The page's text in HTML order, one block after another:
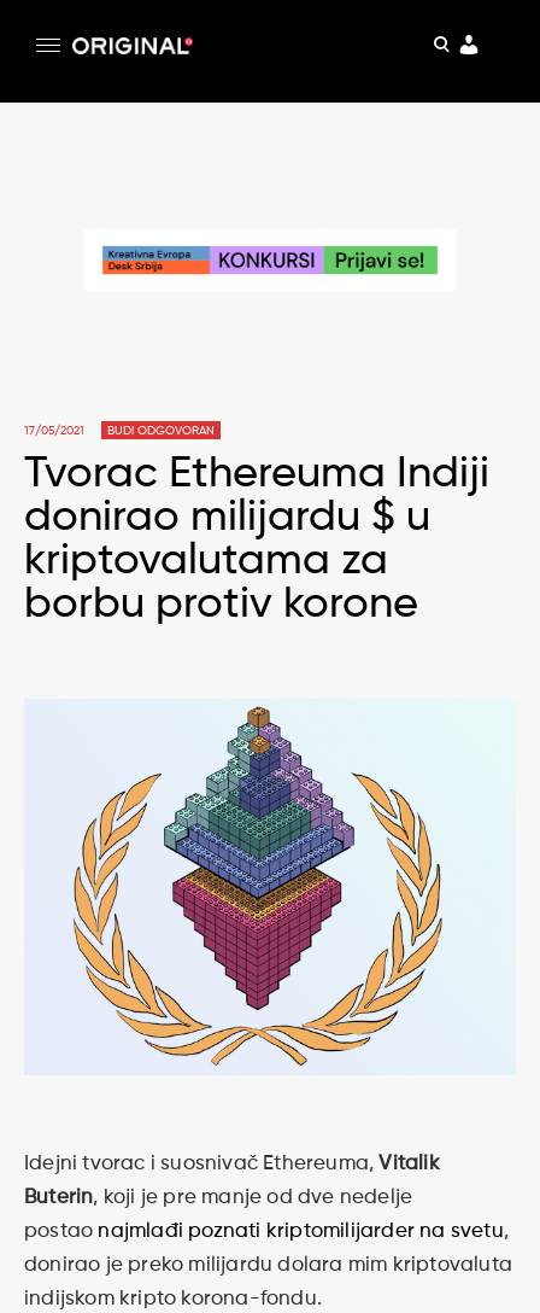
pretraga
17/05/2021 BUDI ODGOVORAN
Tvorac Ethereuma Indiji
donirao milijardu $ u
kriptovalutama za
borbu protiv korone
Idejni tvorac i suosnivač Ethereuma,Vitalik
Buterin, koji je pre manje od dve nedelje
postao najmlađi poznati kriptomilijarder na svetu,
donirao je preko milijardu dolara mim kriptovaluta
indijskom kripto korona-fondu.